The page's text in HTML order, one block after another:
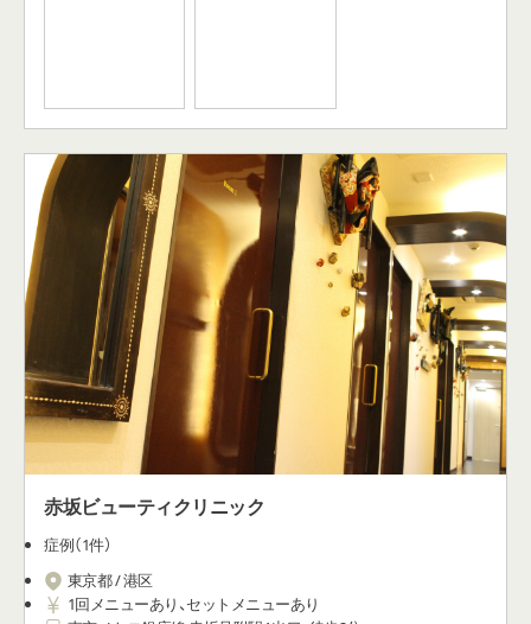
赤坂ビューティクリニック
症例（1件）
東京都 / 港区
1回メニューあり、セットメニューあり
東京メトロ銀座線 赤坂見附駅A出口・徒歩2分